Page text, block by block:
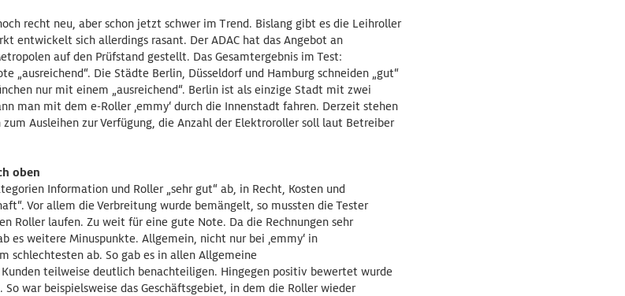
recht neu, aber schon jetzt schwer im Trend. Bislang gibt es die Leihroller
entwickelt sich allerdings rasant. Der ADAC hat das Angebot an
auf den Prüfstand gestellt. Das Gesamtergebnis im Test:
„ausreichend“. Die Städte Berlin, Düsseldorf und Hamburg schneiden „gut“
nur mit einem „ausreichend“. Berlin ist als einzige Stadt mit zwei
man mit dem e-Roller ‚emmy‘ durch die Innenstadt fahren. Derzeit stehen
Ausleihen zur Verfügung, die Anzahl der Elektroroller soll laut Betreiber
oben
Information und Roller „sehr gut“ ab, in Recht, Kosten und
Vor allem die Verbreitung wurde bemängelt, so mussten die Tester
Roller laufen. Zu weit für eine gute Note. Da die Rechnungen sehr
es weitere Minuspunkte. Allgemein, nicht nur bei ‚emmy‘ in
schlechtesten ab. So gab es in allen Allgemeine
Kunden teilweise deutlich benachteiligen. Hingegen positiv bewertet wurde
war beispielsweise das Geschäftsgebiet, in dem die Roller wieder